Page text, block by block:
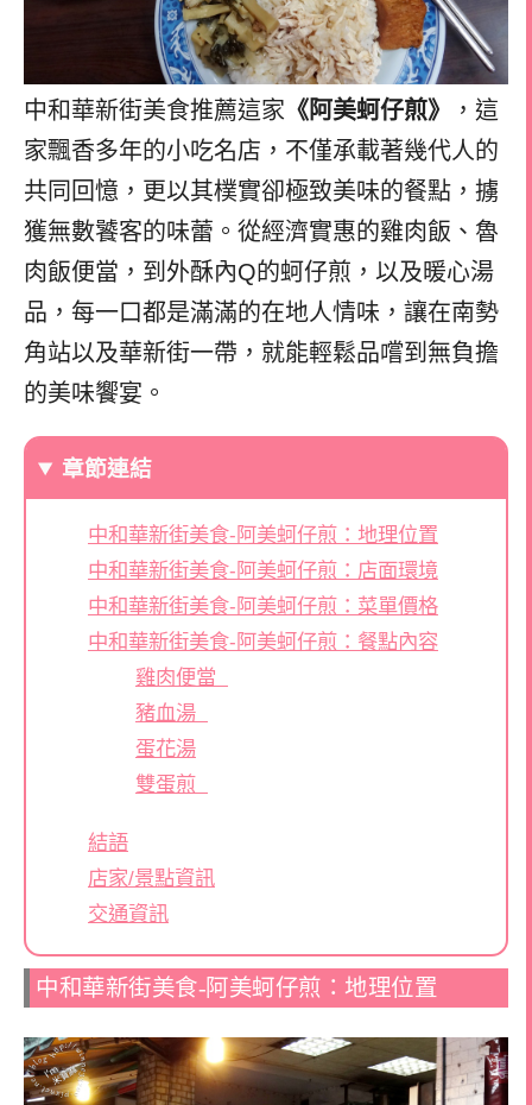
中和華新街美食推薦這家 《阿美蚵仔煎》
，這
家飄香多年的小吃名店，不僅承載著幾代人的
共同回憶，更以其樸實卻極致美味的餐點，擄
獲無數饕客的味蕾。從經濟實惠的雞肉飯、魯
肉飯便當，到外酥內Q的蚵仔煎，以及暖心湯
品，每一口都是滿滿的在地人情味，讓在南勢
角站以及華新街一帶，就能輕鬆品嚐到無負擔
的美味饗宴。
章節連結
中和華新街美食-阿美蚵仔煎：地理位置
中和華新街美食-阿美蚵仔煎：店面環境
中和華新街美食-阿美蚵仔煎：菜單價格
中和華新街美食-阿美蚵仔煎：餐點內容
雞肉便當
豬血湯
蛋花湯
雙蛋煎
結語
店家/景點資訊
交通資訊
中和華新街美食-阿美蚵仔煎：地理位置